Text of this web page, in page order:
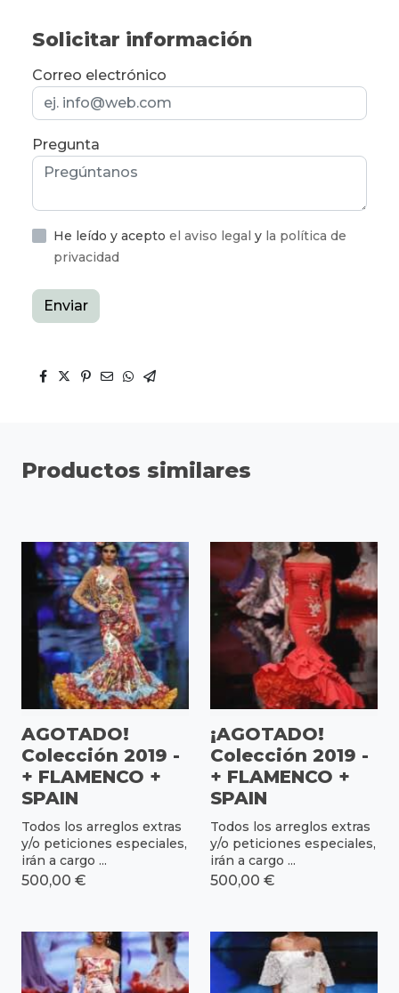
Solicitar información
Correo electrónico
Pregunta
He leído y acepto el aviso legal y la política de
privacidad
Enviar
Productos similares
AGOTADO!
Colección 2019 -
+ FLAMENCO +
SPAIN
Todos los arreglos extras
y/o peticiones especiales,
irán a cargo ...
500,00 €
¡AGOTADO!
Colección 2019 -
+ FLAMENCO +
SPAIN
Todos los arreglos extras
y/o peticiones especiales,
irán a cargo ...
500,00 €